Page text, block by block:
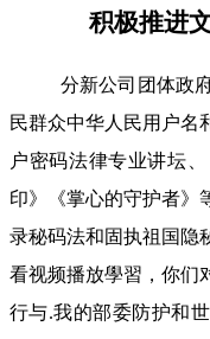
积极推进
分新公司团体政
民群众中华人民用户名
户密码法律专业讲坛
印》《掌心的守护者》
录秘码法和固执祖国隐
看视频播放學習，你们
行与.我的部委防护和